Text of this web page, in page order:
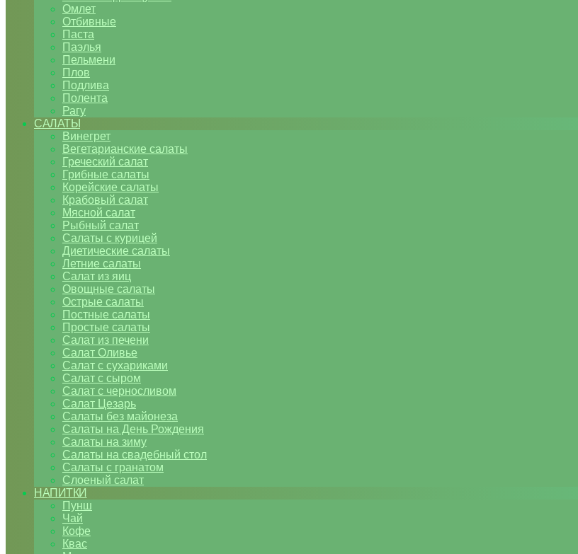
Омлет
Отбивные
Паста
Паэлья
Пельмени
Плов
Подлива
Полента
Рагу
САЛАТЫ
Винегрет
Вегетарианские салаты
Греческий салат
Грибные салаты
Корейские салаты
Крабовый салат
Мясной салат
Рыбный салат
Салаты с курицей
Диетические салаты
Летние салаты
Салат из яиц
Овощные салаты
Острые салаты
Постные салаты
Простые салаты
Салат из печени
Салат Оливье
Салат с сухариками
Салат с сыром
Салат с черносливом
Салат Цезарь
Салаты без майонеза
Салаты на День Рождения
Салаты на зиму
Салаты на свадебный стол
Салаты с гранатом
Слоеный салат
НАПИТКИ
Пунш
Чай
Кофе
Квас